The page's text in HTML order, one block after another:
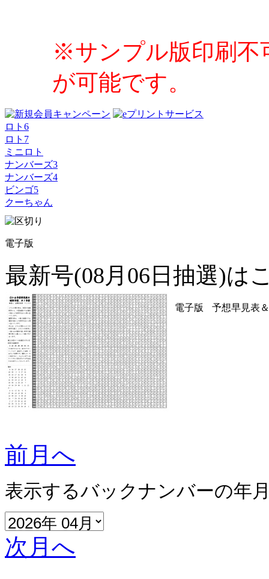
※サンプル版印刷不
が可能です。
ロト6
ロト7
ミニロト
ナンバーズ3
ナンバーズ4
ビンゴ5
クーちゃん
電子版
最新号(08月06日抽選)は
電子版 予想早見表
前月へ
表示するバックナンバーの年
次月へ